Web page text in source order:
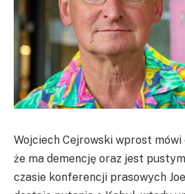
Wojciech Cejrowski wprost mówi
że ma demencję oraz jest
czasie konferencji prasowych